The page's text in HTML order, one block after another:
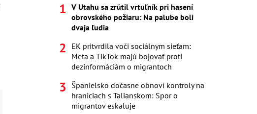
V Utahu sa zrútil vrtuľník pri hasení
obrovského požiaru: Na palube boli
dvaja ľudia
EK pritvrdila voči sociálnym sieťam:
Meta a TikTok majú bojovať proti
dezinformáciám o migrantoch
Španielsko dočasne obnoví kontroly na
hraniciach s Talianskom: Spor o
migrantov eskaluje